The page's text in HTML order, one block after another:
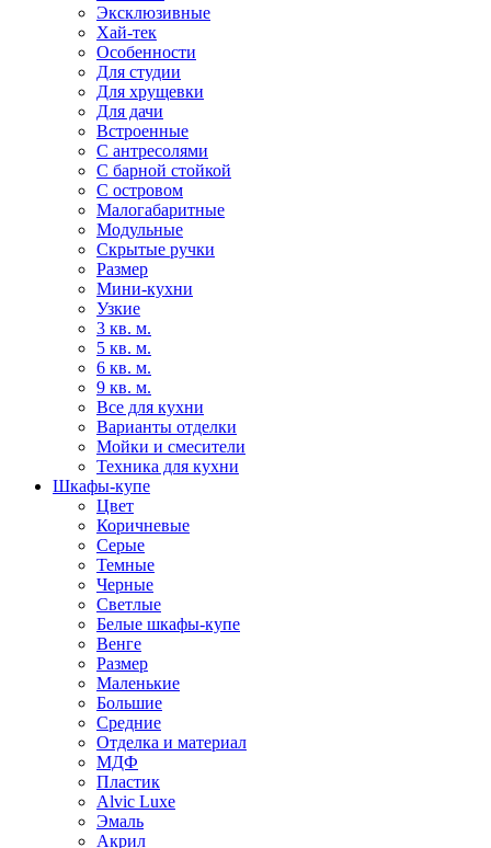
Эксклюзивные
Хай-тек
Особенности
Для студии
Для хрущевки
Для дачи
Встроенные
С антресолями
С барной стойкой
С островом
Малогабаритные
Модульные
Скрытые ручки
Размер
Мини-кухни
Узкие
3 кв. м.
5 кв. м.
6 кв. м.
9 кв. м.
Все для кухни
Варианты отделки
Мойки и смесители
Техника для кухни
Шкафы-купе
Цвет
Коричневые
Серые
Темные
Черные
Светлые
Белые шкафы-купе
Венге
Размер
Маленькие
Большие
Средние
Отделка и материал
МДФ
Пластик
Alvic Luxe
Эмаль
Акрил